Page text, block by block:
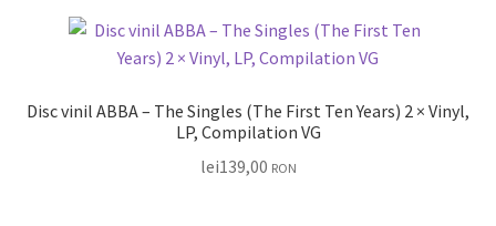
Disc vinil ABBA – The Singles (The First Ten Years) 2 × Vinyl,
LP, Compilation VG
lei139,00 RON